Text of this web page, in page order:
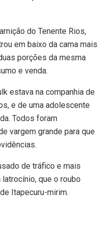
do Tenente Rios,
em baixo da cama mais
porções da mesma
e venda.
estava na companhia de
e de uma adolescente
Todos foram
vargem grande para que
de tráfico e mais
que o roubo
Itapecuru-mirim.